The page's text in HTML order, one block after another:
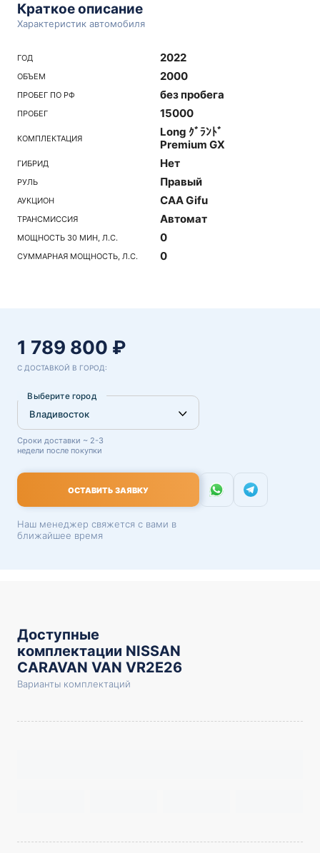
Краткое описание
Характеристик автомобиля
ГОД 2022
ОБЪЕМ 2000
ПРОБЕГ ПО РФ без пробега
ПРОБЕГ 15000
КОМПЛЕКТАЦИЯ
Long ｸﾞﾗﾝﾄﾞ
Premium GX
ГИБРИД Нет
РУЛЬ Правый
АУКЦИОН CAA Gifu
ТРАНСМИССИЯ Автомат
МОЩНОСТЬ 30 МИН, Л.С. 0
СУММАРНАЯ МОЩНОСТЬ, Л.С. 0
1 789 800 ₽
С ДОСТАВКОЙ В ГОРОД:
Выберите город
Сроки доставки ~ 2-3
недели после покупки
ОСТАВИТЬ ЗАЯВКУ
Наш менеджер свяжется с вами в
ближайшее время
Доступные
комплектации NISSAN
CARAVAN VAN VR2E26
Варианты комплектаций